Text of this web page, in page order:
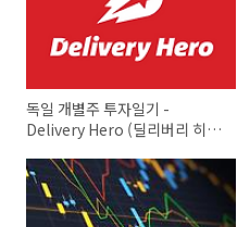
독일 개별주 투자일기 -
Delivery Hero (딜리버리 히어